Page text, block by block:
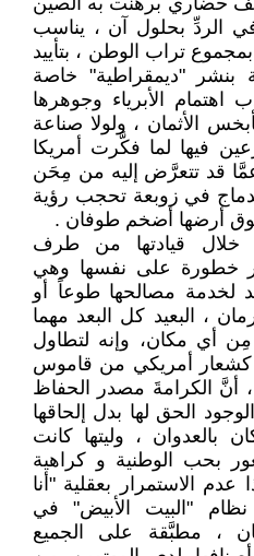
الردِّ بحلول آن ، يناسب
تراب الوطن ، بتأييد
بنشر "ديمقراطية" خاصة
الأبرياء وجوهرها
الأثمان ، ولولا صناعة
فيها لما فكَّرت أمريكا
قد تتعرَّض إليه من مِحَن
في زوبعة تحجب رؤية
فوق أرضها أضخم طوفان .
خلال قيادتها من طرف
خطورة على نفسها وهي
لخدمة مصالحها طوعاً أو
، البعيد كل البعد مهما
أي مكان، وإنه لتطاول
كشعار أمريكي من قاموس
، أنَّ الكرامةَ مصدر الحفاظ
الحق لها بدل إلحاقها
بالعدوان ، وليتها كانت
بحب الوطنية و كراهية
عدم الاستمرار بعقلية "أنا
"البيت الأبيض" في
، مطبَّقة على الجميع